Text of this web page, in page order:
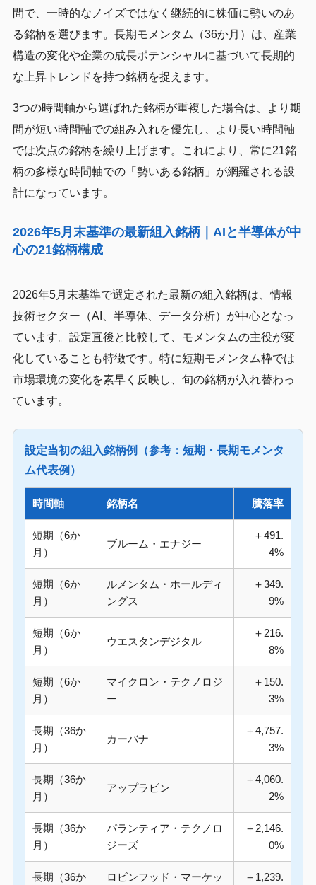
間で、一時的なノイズではなく継続的に株価に勢いのあ
る銘柄を選びます。長期モメンタム（36か月）は、産業
構造の変化や企業の成長ポテンシャルに基づいて長期的
な上昇トレンドを持つ銘柄を捉えます。
3つの時間軸から選ばれた銘柄が重複した場合は、より期
間が短い時間軸での組み入れを優先し、より長い時間軸
では次点の銘柄を繰り上げます。これにより、常に21銘
柄の多様な時間軸での「勢いある銘柄」が網羅される設
計になっています。
2026年5月末基準の最新組入銘柄｜AIと半導体が中
心の21銘柄構成
2026年5月末基準で選定された最新の組入銘柄は、情報
技術セクター（AI、半導体、データ分析）が中心となっ
ています。設定直後と比較して、モメンタムの主役が変
化していることも特徴です。特に短期モメンタム枠では
市場環境の変化を素早く反映し、旬の銘柄が入れ替わっ
ています。
設定当初の組入銘柄例（参考：短期・長期モメンタ
ム代表例）
時間軸 銘柄名 騰落率
短期（6か
月）
ブルーム・エナジー
＋491.
4%
短期（6か
月）
ルメンタム・ホールディ
ングス
＋349.
9%
短期（6か
月）
ウエスタンデジタル
＋216.
8%
短期（6か
月）
マイクロン・テクノロジ
ー
＋150.
3%
長期（36か
月）
カーバナ
＋4,757.
3%
長期（36か
月）
アップラビン
＋4,060.
2%
長期（36か
月）
パランティア・テクノロ
ジーズ
＋2,146.
0%
長期（36か
ロビンフッド・マーケッ
＋1,239.